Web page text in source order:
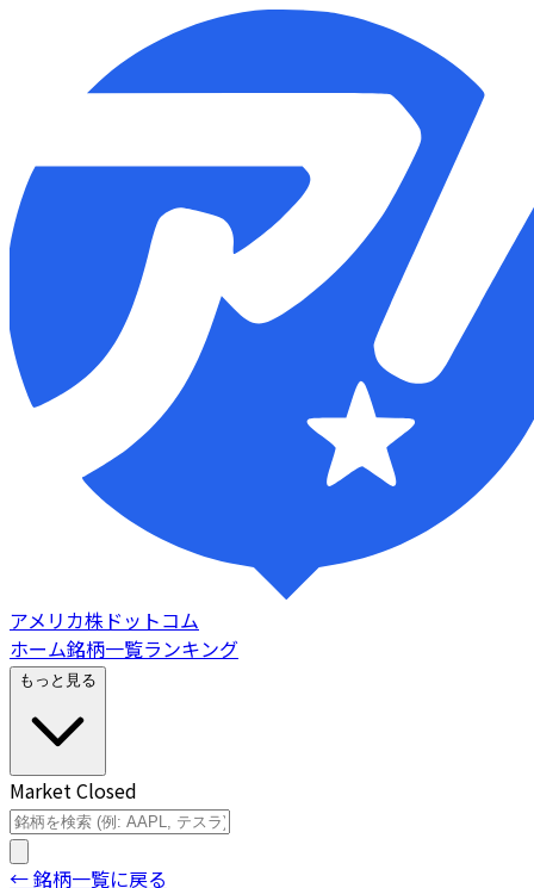
アメリカ株ドットコム
ホーム銘柄一覧ランキング
もっと見る
Market Closed
← 銘柄一覧に戻る